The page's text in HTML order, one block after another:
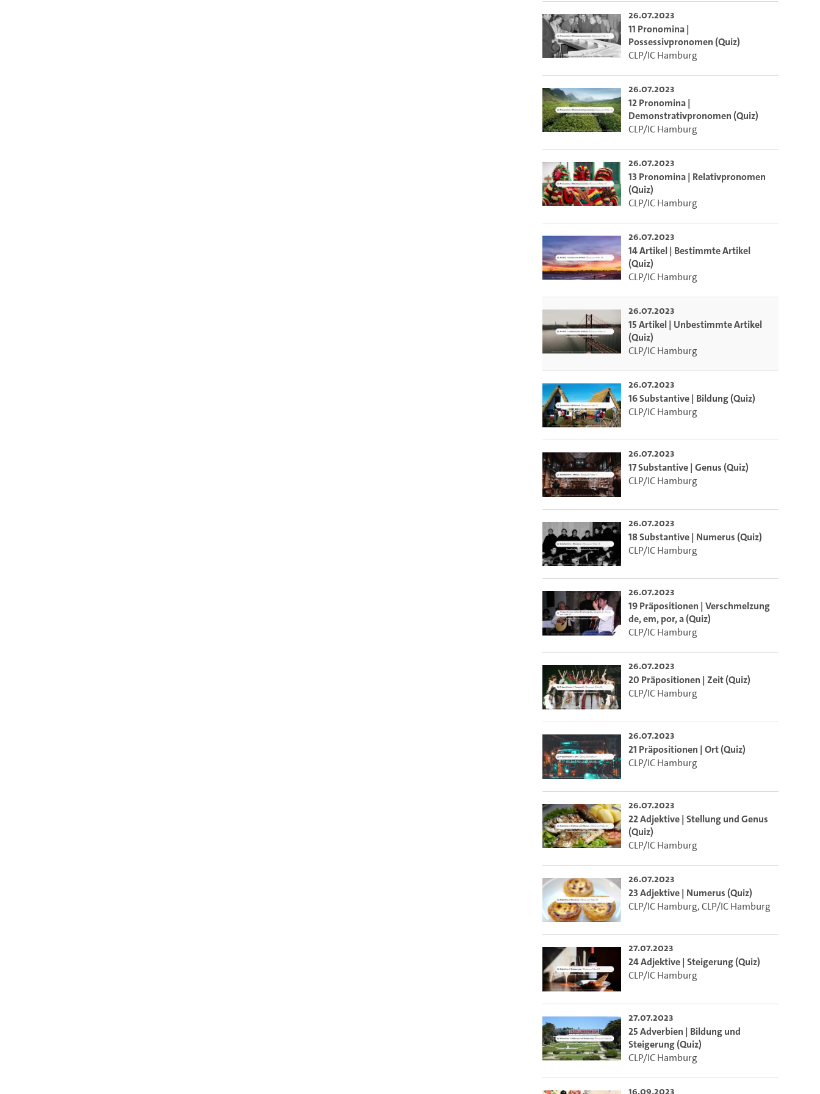
26.07.2023
11 Pronomina |
Possessivpronomen (Quiz)
CLP/IC Hamburg
26.07.2023
12 Pronomina |
Demonstrativpronomen (Quiz)
CLP/IC Hamburg
26.07.2023
13 Pronomina | Relativpronomen
(Quiz)
CLP/IC Hamburg
26.07.2023
14 Artikel | Bestimmte Artikel
(Quiz)
CLP/IC Hamburg
26.07.2023
15 Artikel | Unbestimmte Artikel
(Quiz)
CLP/IC Hamburg
26.07.2023
16 Substantive | Bildung (Quiz)
CLP/IC Hamburg
26.07.2023
17 Substantive | Genus (Quiz)
CLP/IC Hamburg
26.07.2023
18 Substantive | Numerus (Quiz)
CLP/IC Hamburg
26.07.2023
19 Präpositionen | Verschmelzung
de, em, por, a (Quiz)
CLP/IC Hamburg
26.07.2023
20 Präpositionen | Zeit (Quiz)
CLP/IC Hamburg
26.07.2023
21 Präpositionen | Ort (Quiz)
CLP/IC Hamburg
26.07.2023
22 Adjektive | Stellung und Genus
(Quiz)
CLP/IC Hamburg
26.07.2023
23 Adjektive | Numerus (Quiz)
CLP/IC Hamburg,CLP/IC Hamburg
27.07.2023
24 Adjektive | Steigerung (Quiz)
CLP/IC Hamburg
27.07.2023
25 Adverbien | Bildung und
Steigerung (Quiz)
CLP/IC Hamburg
16.09.2023